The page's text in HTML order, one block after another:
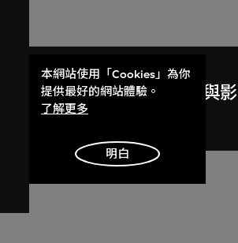
呂西安．埃爾韋
昌迪加爾高等法院的光與影
1955
本網站使用「Cookies」為你
提供最好的網站體驗。
了解更多
明白